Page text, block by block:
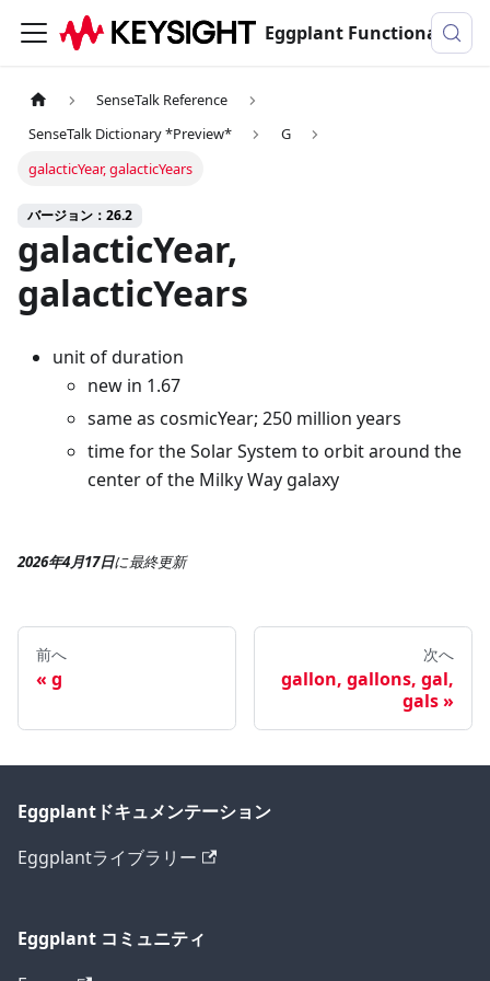
Eggplant Functionalのドキュメンテーション
SenseTalk Reference
SenseTalk Dictionary *Preview*
G
galacticYear, galacticYears
バージョン：26.2
galacticYear,
galacticYears
unit of duration
new in 1.67
same as cosmicYear; 250 million years
time for the Solar System to orbit around the
center of the Milky Way galaxy
2026年4月17日に最終更新
前へ
g
次へ
gallon, gallons, gal,
gals
Eggplantドキュメンテーション
Eggplantライブラリー
Eggplant コミュニティ